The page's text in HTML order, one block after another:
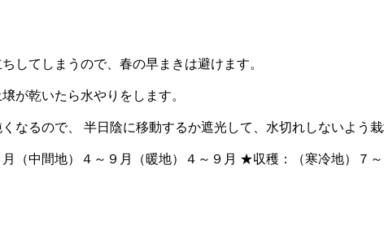
してしまうので、春の早まきは避けます。
が乾いたら水やりをします。
なるので、 半日陰に移動するか遮光して、水切れしないよう栽
（中間地）４～９月（暖地）４～９月 ★収穫：（寒冷地）７